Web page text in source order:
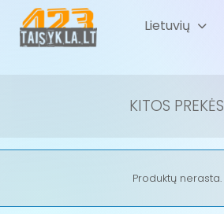
Lietuvių
KITOS PREKĖS
Produktų nerasta.